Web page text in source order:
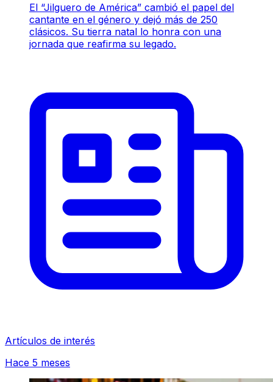
El “Jilguero de América” cambió el papel del
cantante en el género y dejó más de 250
clásicos. Su tierra natal lo honra con una
jornada que reafirma su legado.
Artículos de interés
Hace 5 meses